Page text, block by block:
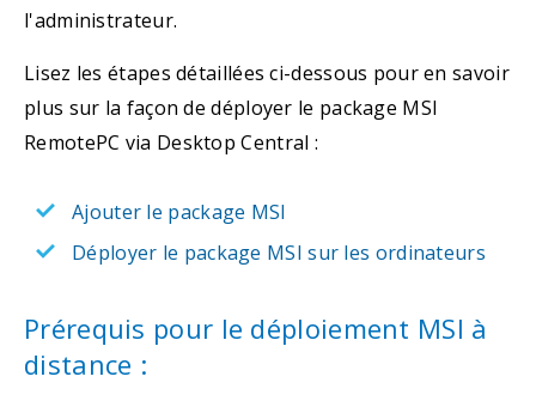
l'administrateur.
Lisez les étapes détaillées ci-dessous pour en savoir
plus sur la façon de déployer le package MSI
RemotePC via Desktop Central :
Ajouter le package MSI
Déployer le package MSI sur les ordinateurs
Prérequis pour le déploiement MSI à
distance :